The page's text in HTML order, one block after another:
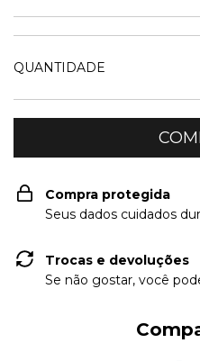
QUANTIDADE
Compra protegida
Seus dados cuidados
Trocas e devoluções
Se não gostar, você